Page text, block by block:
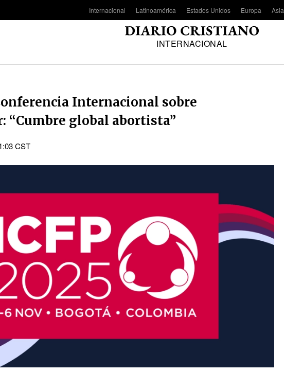
Internacional Latinoamérica Estados Unidos Europa Asia
INTERNACIONAL
Internacional sobre
“Cumbre global abortista”
CST